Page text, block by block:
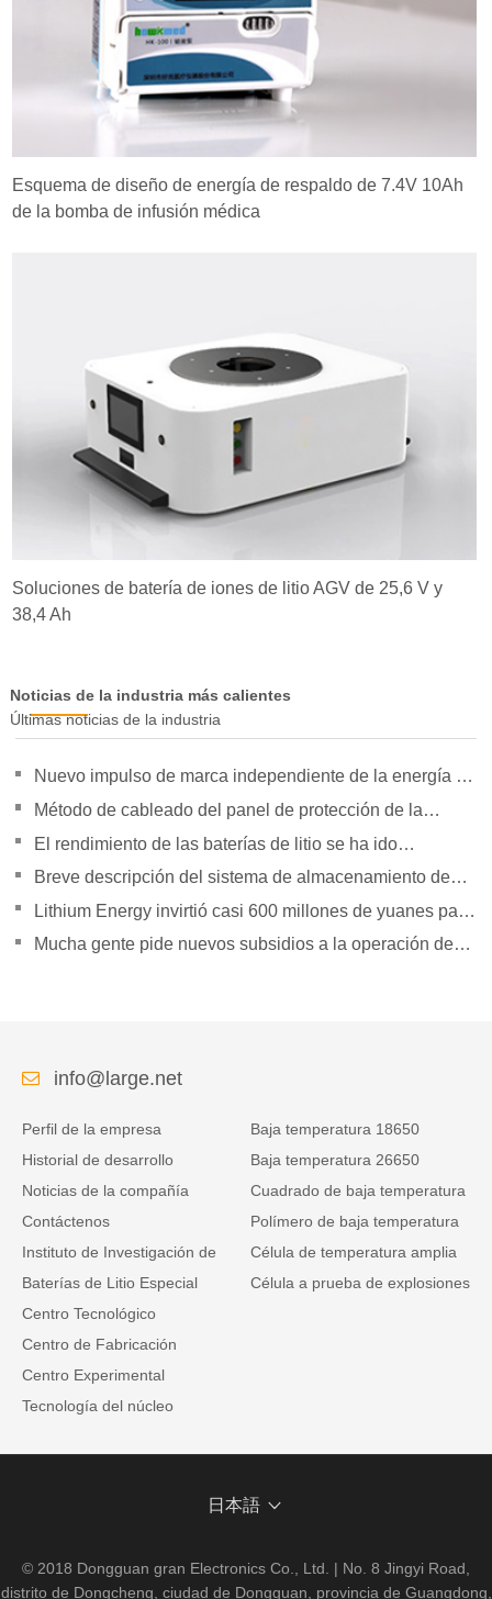
Esquema de diseño de energía de respaldo de 7.4V 10Ah
de la bomba de infusión médica
Soluciones de batería de iones de litio AGV de 25,6 V y
38,4 Ah
Noticias de la industria más calientes
Últimas noticias de la industria
Nuevo impulso de marca independiente de la energía de
la orientación de política para duplicar su presión
Método de cableado del panel de protección de la
batería de litio
El rendimiento de las baterías de litio se ha ido
superando gradualmente
Breve descripción del sistema de almacenamiento de
energía Tesla Powerpack Large
Lithium Energy invirtió casi 600 millones de yuanes para
establecer subsidiarias
Mucha gente pide nuevos subsidios a la operación de
info@large.net
Perfil de la empresa
Historial de desarrollo
Noticias de la compañía
Contáctenos
Instituto de Investigación de
Baterías de Litio Especial
Centro Tecnológico
Centro de Fabricación
Centro Experimental
Tecnología del núcleo
Baja temperatura 18650
Baja temperatura 26650
Cuadrado de baja temperatura
Polímero de baja temperatura
Célula de temperatura amplia
Célula a prueba de explosiones
日本語
© 2018 Dongguan gran Electronics Co., Ltd. | No. 8 Jingyi Road,
distrito de Dongcheng, ciudad de Dongguan, provincia de Guangdong,